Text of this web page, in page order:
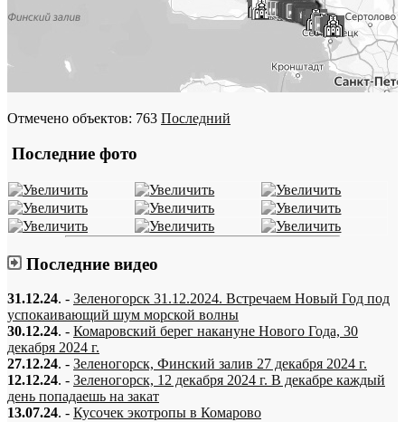
Отмечено объектов: 763 Последний
Последние фото
Последние видео
31.12.24. - Зеленогорск 31.12.2024. Встречаем Новый Год под
успокаивающий шум морской волны
30.12.24. - Комаровский берег накануне Нового Года, 30
декабря 2024 г.
27.12.24. - Зеленогорск, Финский залив 27 декабря 2024 г.
12.12.24. - Зеленогорск, 12 декабря 2024 г. В декабре каждый
день попадаешь на закат
13.07.24. - Кусочек экотропы в Комарово